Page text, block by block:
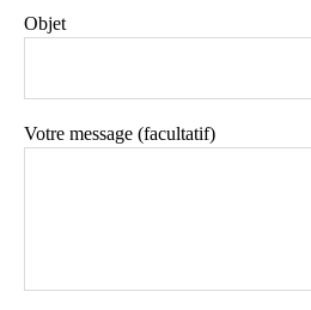
Objet
Votre message (facultatif)